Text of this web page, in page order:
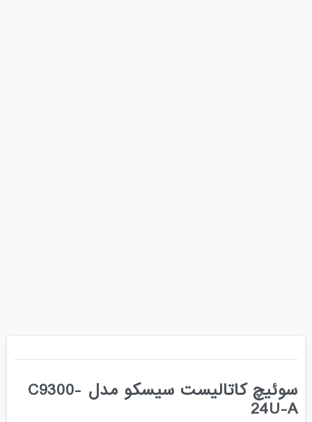
سوئیچ کاتالیست سیسکو مدل C9300-
24U-A